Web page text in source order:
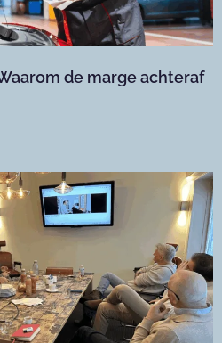
de marge achteraf